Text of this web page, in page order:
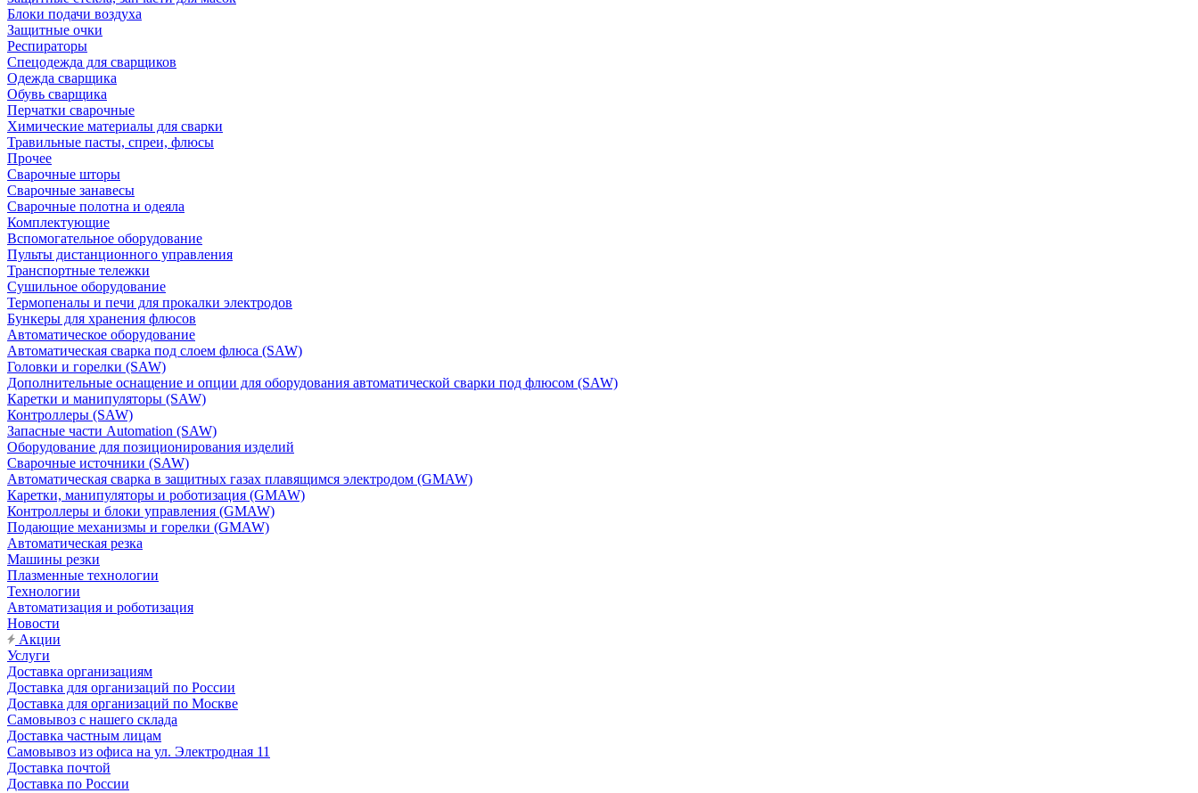
Блоки подачи воздуха
Защитные очки
Респираторы
Спецодежда для сварщиков
Одежда сварщика
Обувь сварщика
Перчатки сварочные
Химические материалы для сварки
Травильные пасты, спреи, флюсы
Прочее
Сварочные шторы
Сварочные занавесы
Сварочные полотна и одеяла
Комплектующие
Вспомогательное оборудование
Пульты дистанционного управления
Транспортные тележки
Сушильное оборудование
Термопеналы и печи для прокалки электродов
Бункеры для хранения флюсов
Автоматическое оборудование
Автоматическая сварка под слоем флюса (SAW)
Головки и горелки (SAW)
Дополнительные оснащение и опции для оборудования автоматической сварки под флюсом (SAW)
Каретки и манипуляторы (SAW)
Контроллеры (SAW)
Запасные части Automation (SAW)
Оборудование для позиционирования изделий
Сварочные источники (SAW)
Автоматическая сварка в защитных газах плавящимся электродом (GMAW)
Каретки, манипуляторы и роботизация (GMAW)
Контроллеры и блоки управления (GMAW)
Подающие механизмы и горелки (GMAW)
Автоматическая резка
Машины резки
Плазменные технологии
Технологии
Автоматизация и роботизация
Новости
Акции
Услуги
Доставка организациям
Доставка для организаций по России
Доставка для организаций по Москве
Самовывоз с нашего склада
Доставка частным лицам
Самовывоз из офиса на ул. Электродная 11
Доставка почтой
Доставка по России